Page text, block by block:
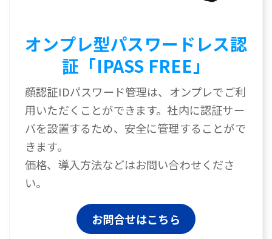
オンプレ型パスワードレス認
証「IPASS FREE」
顔認証IDパスワード管理は、オンプレでご利
用いただくことができます。社内に認証サー
バを設置するため、安全に管理することがで
きます。
価格、導入方法などはお問い合わせくださ
い。
お問合せはこちら